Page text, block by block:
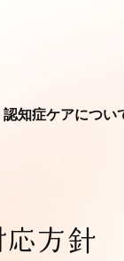
認知症ケアについ
応方針